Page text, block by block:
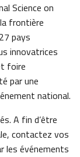
Science on
frontière
pays
innovatrices
foire
par une
national.
A fin d’être
contactez vos
les événements